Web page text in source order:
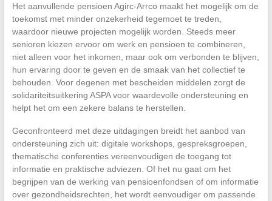
Het aanvullende pensioen Agirc-Arrco maakt het mogelijk om de
toekomst met minder onzekerheid tegemoet te treden,
waardoor nieuwe projecten mogelijk worden. Steeds meer
senioren kiezen ervoor om werk en pensioen te combineren,
niet alleen voor het inkomen, maar ook om verbonden te blijven,
hun ervaring door te geven en de smaak van het collectief te
behouden. Voor degenen met bescheiden middelen zorgt de
solidariteitsuitkering ASPA voor waardevolle ondersteuning en
helpt het om een zekere balans te herstellen.
Geconfronteerd met deze uitdagingen breidt het aanbod van
ondersteuning zich uit: digitale workshops, gespreksgroepen,
thematische conferenties vereenvoudigen de toegang tot
informatie en praktische adviezen. Of het nu gaat om het
begrijpen van de werking van pensioenfondsen of om informatie
over gezondheidsrechten, het wordt eenvoudiger om passende